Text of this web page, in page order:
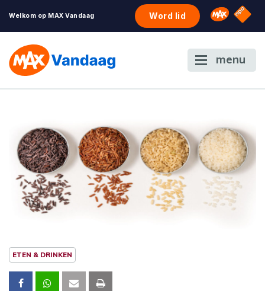
Welkom op MAX Vandaag Word lid Omroep
NPO
menu
ETEN & DRINKEN